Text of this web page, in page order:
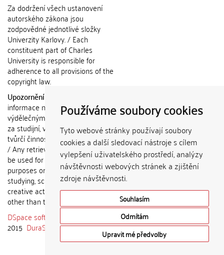
Používáme soubory cookies
Tyto webové stránky používají soubory
cookies a další sledovací nástroje s cílem
vylepšení uživatelského prostředí, analýzy
návštěvnosti webových stránek a zjištění
zdroje návštěvnosti.
Souhlasím
Odmítám
Upravit mé předvolby
Za dodržení všech ustanovení
autorského zákona jsou
zodpovědné jednotlivé složky
Univerzity Karlovy. / Each
constituent part of Charles
University is responsible for
adherence to all provisions of the
copyright law.
Upozornění / Notice:
informace nemohou být použity k
výdělečným účelům nebo vydávány
za studijní, vědeckou nebo jinou
tvůrčí činnost jiné osoby než autora.
/ Any retrieved information shall not
be used for any commercial
purposes or claimed as results of
studying, scientific or any other
creative activities of any person
other than the author.
DSpace software
copyright © 2002-
2015 DuraSpace